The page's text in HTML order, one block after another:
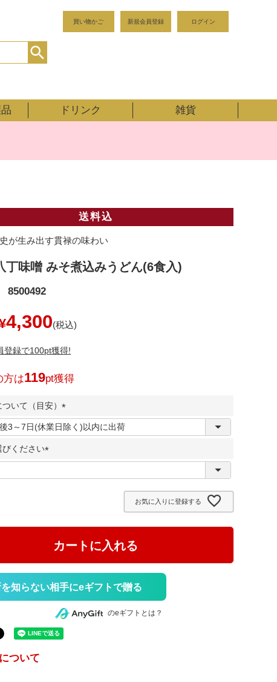
買い物かご 新規会員登録 ログイン
ドリンク 雑貨
送料込
が生み出す貫禄の味わい
丁味噌 みそ煮込みうどん(6食入)
8500492
4,300
登録で100pt獲得!
方は119pt獲得
いて（目安）
(
必
)
びください
必
お気に入りに登録する
カートに入れる
知らない相手にeギフトで贈る
のeギフトとは？
ついて